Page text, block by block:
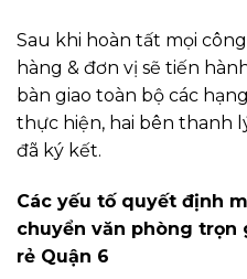
Sau khi hoàn tất mọi
hàng & đơn vị sẽ tiến
bàn giao toàn bộ các
thực hiện, hai bên thanh
đã ký kết.
Các yếu tố quyết định
chuyển văn phòng trọn
rẻ Quận 6